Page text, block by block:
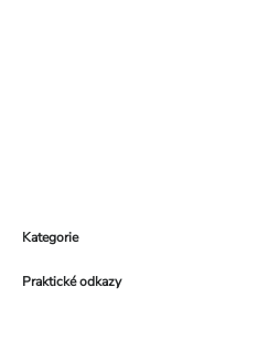
Kategorie
Praktické odkazy